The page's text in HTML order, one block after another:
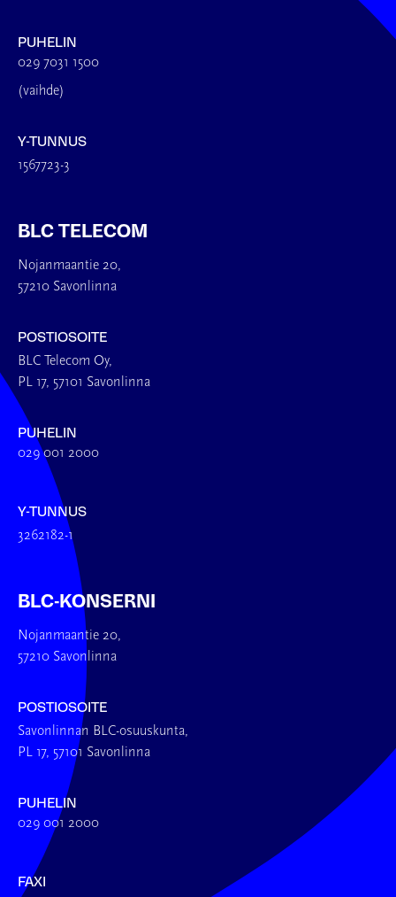
PUHELIN
029 7031 1500
(vaihde)
Y-TUNNUS
1567723-3
BLC TELECOM
Nojanmaantie 20,
57210 Savonlinna
POSTIOSOITE
BLC Telecom Oy,
PL 17, 57101 Savonlinna
PUHELIN
029 001 2000
Y-TUNNUS
3262182-1
BLC-KONSERNI
Nojanmaantie 20,
57210 Savonlinna
POSTIOSOITE
Savonlinnan BLC-osuuskunta,
PL 17, 57101 Savonlinna
PUHELIN
029 001 2000
FAXI